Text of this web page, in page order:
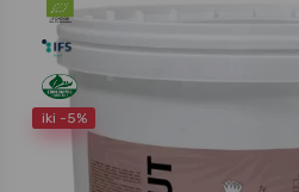
iki -5%